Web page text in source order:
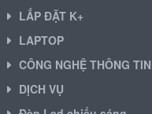
LẮP ĐẶT K+
LAPTOP
CÔNG NGHỆ THÔNG TIN
DỊCH VỤ